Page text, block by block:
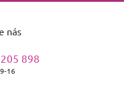
nás
898
16